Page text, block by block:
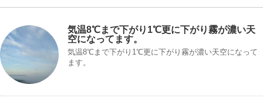
気温8℃まで下がり1℃更に下がり霧が濃い天
空になってます。
気温8℃まで下がり1℃更に下がり霧が濃い天空になって
ます。